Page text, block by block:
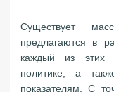
Существует
предлагаются в
каждый из этих
политике, а
показателям. С